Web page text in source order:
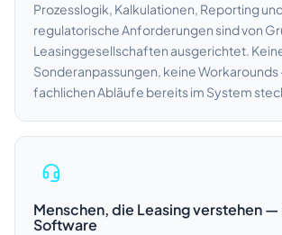
Prozesslogik, Kalkulationen, Reporting
regulatorische Anforderungen sind von
Leasinggesellschaften ausgerichtet.
Sonderanpassungen, keine Workarounds
fachlichen Abläufe bereits im System
Menschen, die Leasing verstehen —
Software